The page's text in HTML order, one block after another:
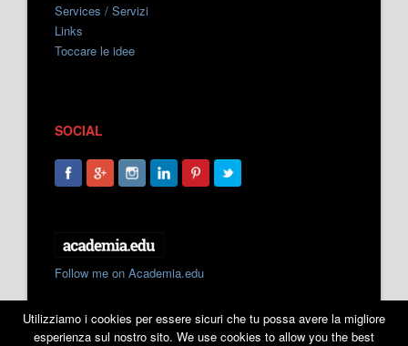
Services / Servizi
Links
Toccare le idee
SOCIAL
Follow me on Academia.edu
Utilizziamo i cookies per essere sicuri che tu possa avere la migliore
esperienza sul nostro sito. We use cookies to allow you the best